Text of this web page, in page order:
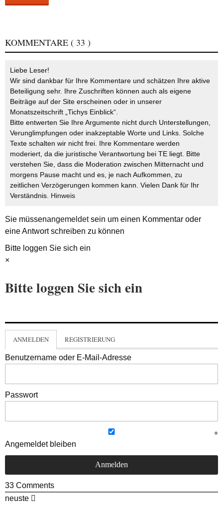
KOMMENTARE ( 33 )
Liebe Leser!
Wir sind dankbar für Ihre Kommentare und schätzen Ihre aktive
Beteiligung sehr. Ihre Zuschriften können auch als eigene
Beiträge auf der Site erscheinen oder in unserer
Monatszeitschrift „Tichys Einblick“.
Bitte entwerten Sie Ihre Argumente nicht durch Unterstellungen,
Verunglimpfungen oder inakzeptable Worte und Links. Solche
Texte schalten wir nicht frei. Ihre Kommentare werden
moderiert, da die juristische Verantwortung bei TE liegt. Bitte
verstehen Sie, dass die Moderation zwischen Mitternacht und
morgens Pause macht und es, je nach Aufkommen, zu
zeitlichen Verzögerungen kommen kann. Vielen Dank für Ihr
Verständnis. Hinweis
Sie müssenangemeldetsein um einen Kommentar oder
eine Antwort schreiben zu können
Bitte loggen Sie sich ein
×
Bitte loggen Sie sich ein
ANMELDEN REGISTRIERUNG
Benutzername oder E-Mail-Adresse
Passwort
Angemeldet bleiben
33 Comments
neuste